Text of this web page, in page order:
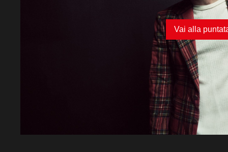
Vai alla